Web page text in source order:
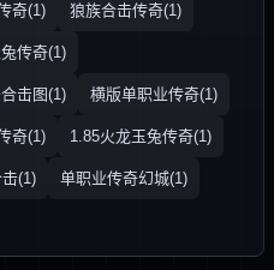
奇(1) 狼族合击传奇(1)
传奇(1)
击图(1) 横版单职业传奇(1)
奇(1) 1.85火龙玉兔传奇(1)
(1) 单职业传奇幻城(1)